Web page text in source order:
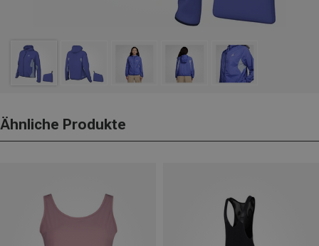
Ähnliche Produkte